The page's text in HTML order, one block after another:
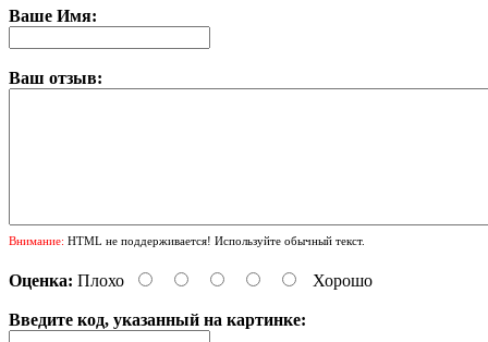
Ваше Имя:
Ваш отзыв:
Внимание: HTML не поддерживается! Используйте обычный текст.
Оценка: Плохо Хорошо
Введите код, указанный на картинке: